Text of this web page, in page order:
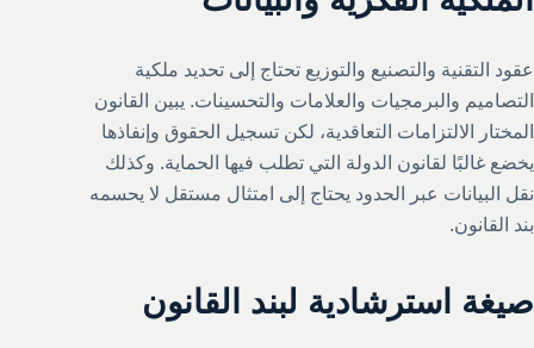
عقود التقنية والتصنيع والتوزيع تحتاج إلى تحديد ملكية
التصاميم والبرمجيات والعلامات والتحسينات. يبين القانون
المختار الالتزامات التعاقدية، لكن تسجيل الحقوق وإنفاذها
يخضع غالبًا لقانون الدولة التي تطلب فيها الحماية. وكذلك
نقل البيانات عبر الحدود يحتاج إلى امتثال مستقل لا يحسمه
بند القانون.
صيغة استرشادية لبند القانون